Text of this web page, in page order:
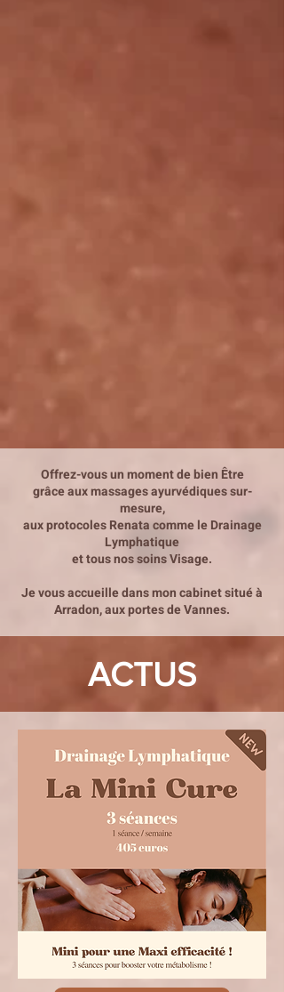
Offrez-vous un moment de bien Être
grâce aux massages ayurvédiques sur-
mesure,
aux protocoles Renata comme le Drainage
Lymphatique
et tous nos soins Visage.​
Je vous accueille dans mon cabinet situé à
Arradon, aux portes de Vannes.
ACTUS